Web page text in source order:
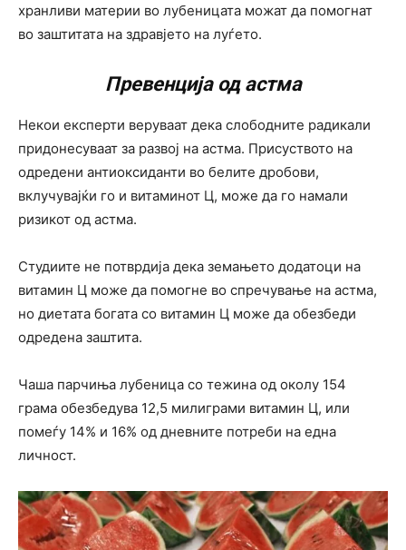
хранливи материи во лубеницата можат да помогнат
во заштитата на здравјето на луѓето.
Превенција од астма
Некои експерти веруваат дека слободните радикали
придонесуваат за развој на астма. Присуството на
одредени антиоксиданти во белите дробови,
вклучувајќи го и витаминот Ц, може да го намали
ризикот од астма.
Студиите не потврдија дека земањето додатоци на
витамин Ц може да помогне во спречување на астма,
но диетата богата со витамин Ц може да обезбеди
одредена заштита.
Чаша парчиња лубеница со тежина од околу 154
грама обезбедува 12,5 милиграми витамин Ц, или
помеѓу 14% и 16% од дневните потреби на една
личност.